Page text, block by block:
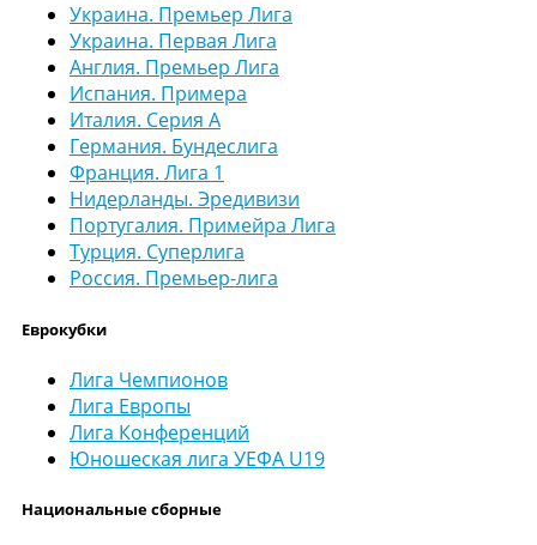
Украина. Премьер Лига
Украина. Первая Лига
Англия. Премьер Лига
Испания. Примера
Италия. Серия А
Германия. Бундеслига
Франция. Лига 1
Нидерланды. Эредивизи
Португалия. Примейра Лига
Турция. Суперлига
Россия. Премьер-лига
Еврокубки
Лига Чемпионов
Лига Европы
Лига Конференций
Юношеская лига УЕФА U19
Национальные сборные